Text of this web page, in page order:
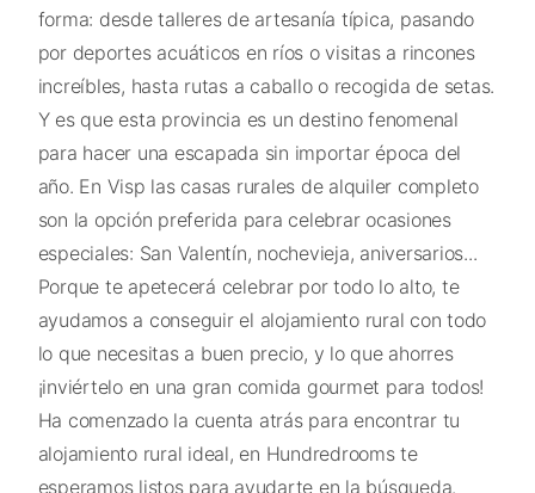
forma: desde talleres de artesanía típica, pasando
por deportes acuáticos en ríos o visitas a rincones
increíbles, hasta rutas a caballo o recogida de setas.
Y es que esta provincia es un destino fenomenal
para hacer una escapada sin importar época del
año. En Visp las casas rurales de alquiler completo
son la opción preferida para celebrar ocasiones
especiales: San Valentín, nochevieja, aniversarios...
Porque te apetecerá celebrar por todo lo alto, te
ayudamos a conseguir el alojamiento rural con todo
lo que necesitas a buen precio, y lo que ahorres
¡inviértelo en una gran comida gourmet para todos!
Ha comenzado la cuenta atrás para encontrar tu
alojamiento rural ideal, en Hundredrooms te
esperamos listos para ayudarte en la búsqueda.